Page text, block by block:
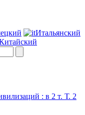
Итальянский
: в 2 т. Т. 2